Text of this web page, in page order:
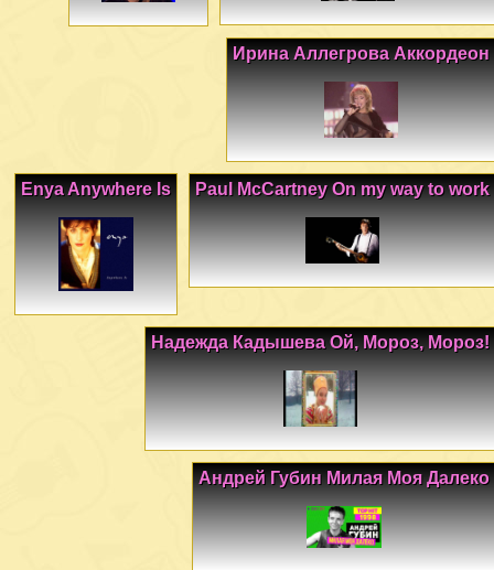
Ирина Аллегрова Аккордеон
Paul McCartney On my way to work
Enya Anywhere Is
Надежда Кадышева Ой, Мороз, Мороз!
Андрей Губин Милая Моя Далеко